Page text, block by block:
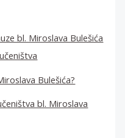
bl. Miroslava Bulešića
Bulešića?
bl. Miroslava